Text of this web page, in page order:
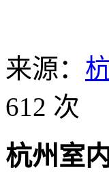
来源：
612 次
杭州室